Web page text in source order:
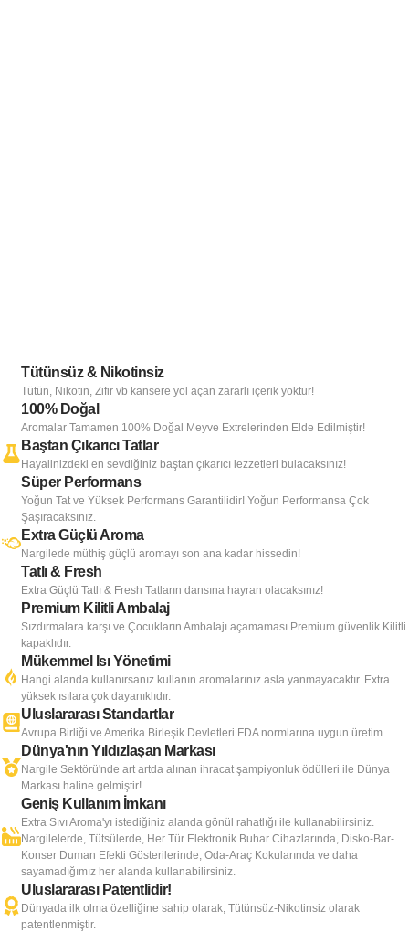
Tütünsüz & Nikotinsiz
Tütün, Nikotin, Zifir vb kansere yol açan zararlı içerik yoktur!
100% Doğal
Aromalar Tamamen 100% Doğal Meyve Extrelerinden Elde Edilmiştir!
Baştan Çıkarıcı Tatlar
Hayalinizdeki en sevdiğiniz baştan çıkarıcı lezzetleri bulacaksınız!
Süper Performans
Yoğun Tat ve Yüksek Performans Garantilidir! Yoğun Performansa Çok
Şaşıracaksınız.
Extra Güçlü Aroma
Nargilede müthiş güçlü aromayı son ana kadar hissedin!
Tatlı & Fresh
Extra Güçlü Tatlı & Fresh Tatların dansına hayran olacaksınız!
Premium Kilitli Ambalaj
Sızdırmalara karşı ve Çocukların Ambalajı açamaması Premium güvenlik Kilitli
kapaklıdır.
Mükemmel Isı Yönetimi
Hangi alanda kullanırsanız kullanın aromalarınız asla yanmayacaktır. Extra
yüksek ısılara çok dayanıklıdır.
Uluslararası Standartlar
Avrupa Birliği ve Amerika Birleşik Devletleri FDA normlarına uygun üretim.
Dünya'nın Yıldızlaşan Markası
Nargile Sektörü'nde art artda alınan ihracat şampiyonluk ödülleri ile Dünya
Markası haline gelmiştir!
Geniş Kullanım İmkanı
Extra Sıvı Aroma'yı istediğiniz alanda gönül rahatlığı ile kullanabilirsiniz.
Nargilelerde, Tütsülerde, Her Tür Elektronik Buhar Cihazlarında, Disko-Bar-
Konser Duman Efekti Gösterilerinde, Oda-Araç Kokularında ve daha
sayamadığımız her alanda kullanabilirsiniz.
Uluslararası Patentlidir!
Dünyada ilk olma özelliğine sahip olarak, Tütünsüz-Nikotinsiz olarak
patentlenmiştir.